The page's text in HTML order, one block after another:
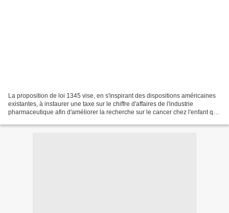
La proposition de loi 1345 vise, en s'inspirant des dispositions américaines
existantes, à instaurer une taxe sur le chiffre d'affaires de l'industrie
pharmaceutique afin d'améliorer la recherche sur le cancer chez l'enfant qui